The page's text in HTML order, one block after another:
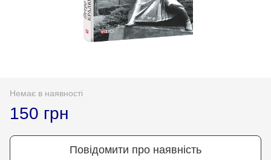
Немає в наявності
150 грн
Повідомити про наявність